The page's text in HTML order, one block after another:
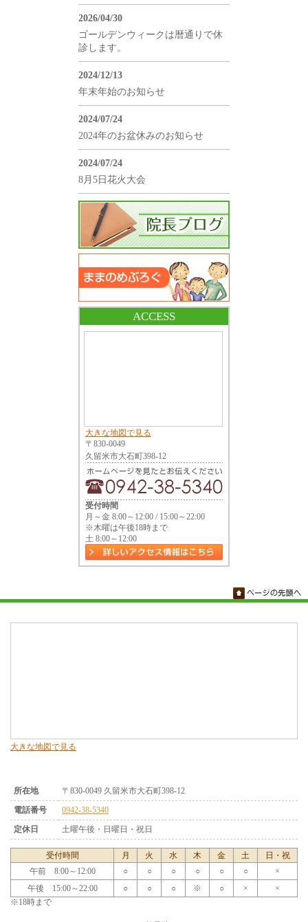
2026/04/30
ゴールデンウィークは暦通りで休
診します。
2024/12/13
年末年始のお知らせ
2024/07/24
2024年のお盆休みのお知らせ
2024/07/24
8月5日花火大会
ACCESS
大きな地図で見る
〒830-0049
久留米市大石町398-12
受付時間
月～金 8:00～12:00 / 15:00～22:00
※木曜は午後18時まで
土 8:00～12:00
大きな地図で見る
所在地
〒830-0049 久留米市大石町398-12
電話番号
0942-38-5340
定休日
土曜午後・日曜日・祝日
受付時間 月 火 水 木 金 土
日・祝
午前 8:00～12:00
○ ○ ○ ○ ○ ○
×
午後 15:00～22:00
○ ○ ○ ※ ○ ×
×
※18時まで